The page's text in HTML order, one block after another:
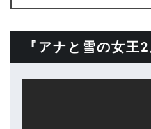
『アナと雪の女王2